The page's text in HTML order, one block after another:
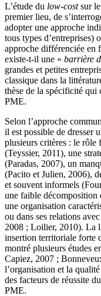
L’étude du low-costsur
premier lieu, de
adopter une approche
tous types d’entreprises)
approche différenciée en
existe-t-il une « barrière
grandes et petites
classique dans la
thèse de la spécificité qui
PME.
Selon l’approche
il est possible de dresser
plusieurs critères : le rôle
(Teyssier, 2011), une
(Paradas, 2007), un
(Pacito et Julien, 2006),
et souvent informels
une faible décomposition
une organisation
ou dans ses relations
2008 ; Loilier, 2010). La
insertion territoriale forte
montré plusieurs études
Capiez, 2007 ;
l’organisation et la
des facteurs de réussite
PME.